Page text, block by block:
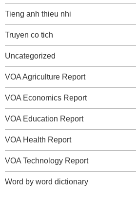
Tieng anh thieu nhi
Truyen co tich
Uncategorized
VOA Agriculture Report
VOA Economics Report
VOA Education Report
VOA Health Report
VOA Technology Report
Word by word dictionary